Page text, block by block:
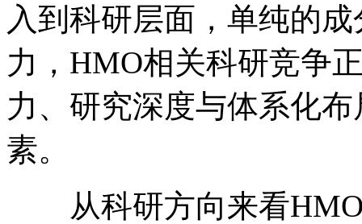
入到科研层面，单纯的
力，HMO相关科研竞争
力、研究深度与体系化
素。
从科研方向来看HMO